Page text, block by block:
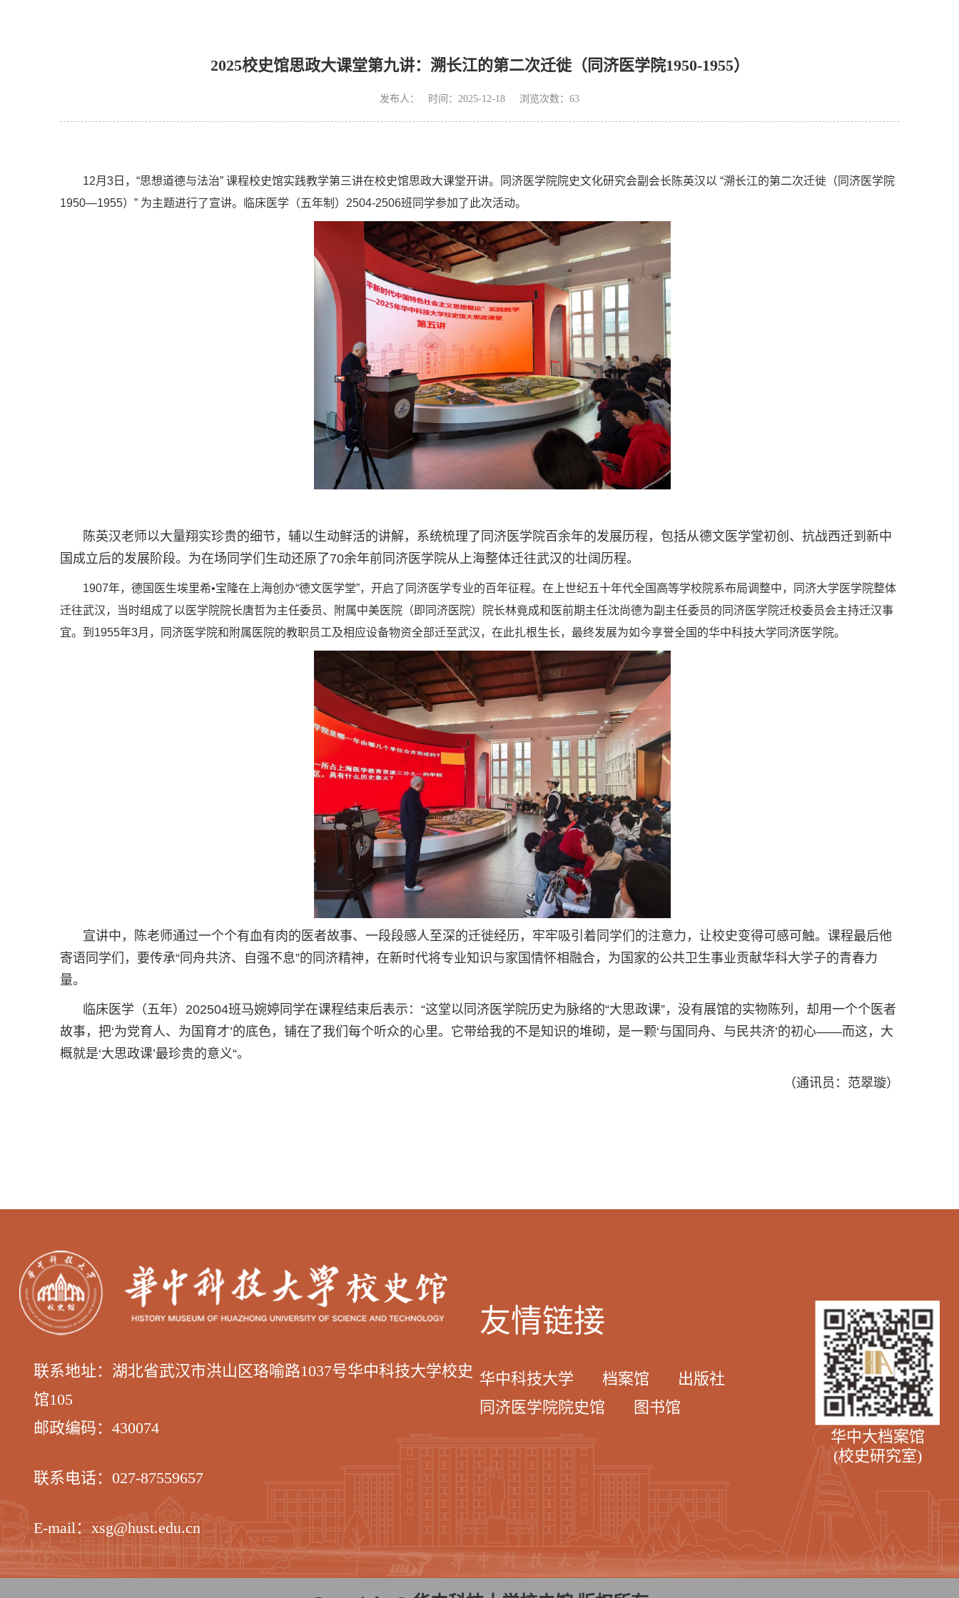
​2025校史馆思政大课堂第九讲：溯长江的第二次迁徙（同济医学院1950-1955）
发布人： 时间：2025-12-18 浏览次数： 63
12月3日，“思想道德与法治” 课程校史馆实践教学第三讲在校史馆思政大课堂开讲。同济医学院院史文化研究会副会长陈英汉以 “溯长江的第二次迁徙（同济医学院
1950—1955）” 为主题进行了宣讲。临床医学（五年制）2504-2506班同学参加了此次活动。
陈英汉老师以大量翔实珍贵的细节，辅以生动鲜活的讲解，系统梳理了同济医学院百余年的发展历程，包括从德文医学堂初创、抗战西迁到新中
国成立后的发展阶段。为在场同学们生动还原了70余年前同济医学院从上海整体迁往武汉的壮阔历程。
1907年，德国医生埃里希•宝隆在上海创办“德文医学堂”，开启了同济医学专业的百年征程。在上世纪五十年代全国高等学校院系布局调整中，同济大学医学院整体
迁往武汉，当时组成了以医学院院长唐哲为主任委员、附属中美医院（即同济医院）院长林竟成和医前期主任沈尚德为副主任委员的同济医学院迁校委员会主持迁汉事
宜。到1955年3月，同济医学院和附属医院的教职员工及相应设备物资全部迁至武汉，在此扎根生长，最终发展为如今享誉全国的华中科技大学同济医学院。
宣讲中，陈老师通过一个个有血有肉的医者故事、一段段感人至深的迁徙经历，牢牢吸引着同学们的注意力，让校史变得可感可触。课程最后他
寄语同学们，要传承“同舟共济、自强不息”的同济精神，在新时代将专业知识与家国情怀相融合，为国家的公共卫生事业贡献华科大学子的青春力
量。
临床医学（五年）202504班马婉婷同学在课程结束后表示：“这堂以同济医学院历史为脉络的“大思政课”，没有展馆的实物陈列，却用一个个医者
故事，把‘为党育人、为国育才’的底色，铺在了我们每个听众的心里。它带给我的不是知识的堆砌，是一颗‘与国同舟、与民共济’的初心——而这，大
概就是‘大思政课’最珍贵的意义“。
（通讯员：范翠璇）
联系地址：湖北省武汉市洪山区珞喻路1037号华中科技大学校史
馆105
邮政编码： 430074
联系电话： 027-87559657
E-mail：xsg@hust.edu.cn
友情链接
华中科技大学 档案馆
出版社
同济医学院院史馆
图书馆
华中大档案馆
(校史研究室)